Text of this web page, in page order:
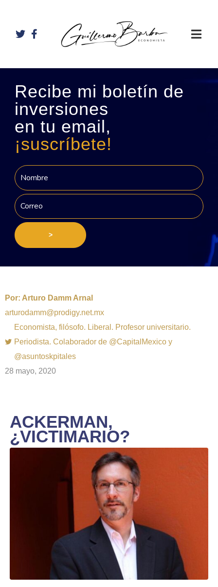
Recibe mi boletín de
inversiones
en tu email,
¡suscríbete!
>
Por: Arturo Damm Arnal
arturodamm@prodigy.net.mx
Economista, filósofo. Liberal. Profesor universitario.
Periodista. Colaborador de @CapitalMexico y
@asuntoskpitales
28 mayo, 2020
ACKERMAN,
¿VICTIMARIO?